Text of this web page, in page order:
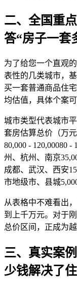
二、全国重
答“房子一套
为了给您一个直观
表性的几类城市，
买一套普通商品住
均估值，具体个案可
城市类型代表城市
套房估算总价（万
80,000 - 120,00080
州、杭州、南京
成都、武汉、西安
市地级市、县城
从表格中不难看出，
到上千万元。对于
总价区间，正成为
三、真实案
少钱解决了住